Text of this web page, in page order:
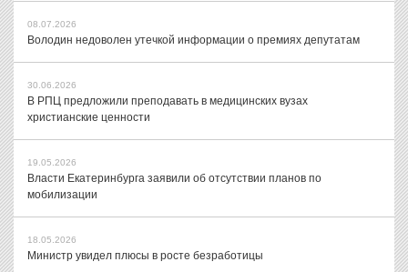
08.07.2026
Володин недоволен утечкой информации о премиях депутатам
30.06.2026
В РПЦ предложили преподавать в медицинских вузах
христианские ценности
19.05.2026
Власти Екатеринбурга заявили об отсутствии планов по
мобилизации
18.05.2026
Министр увидел плюсы в росте безработицы